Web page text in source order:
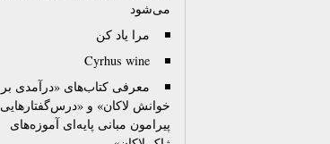
می‌شود
مرا یاد کن
Cyrhus wine
معرفی کتاب‌های «درآمدی بر
خوانش لاکان» و «درس‌گفتارهایی
پیرامون مبانی پایه‌ای آموزه‌های